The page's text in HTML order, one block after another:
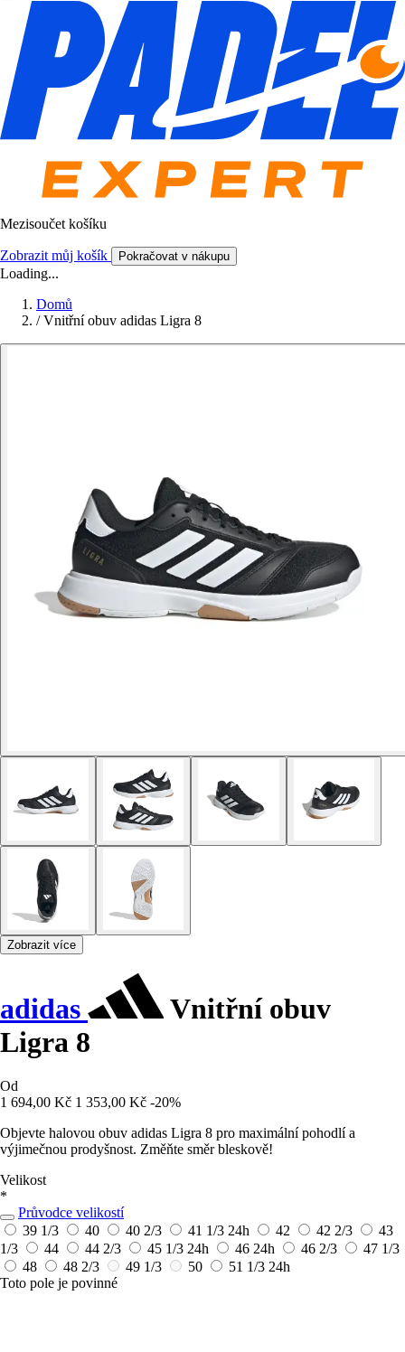
Mezisoučet košíku
Zobrazit můj košík Pokračovat v nákupu
Loading...
Domů
/ Vnitřní obuv adidas Ligra 8
Zobrazit více
adidas
Vnitřní obuv
Ligra 8
Od
1 694,00 Kč 1 353,00 Kč -20%
Objevte halovou obuv adidas Ligra 8 pro maximální pohodlí a
výjimečnou prodyšnost. Změňte směr bleskově!
Velikost
*
Průvodce velikostí
39 1/3
40 40 2/3 41 1/3 24h 42 42 2/3
43
1/3
44 44 2/3 45 1/3 24h 46 24h 46 2/3
47 1/3
48
48 2/3 49 1/3 50 51 1/3 24h
Toto pole je povinné